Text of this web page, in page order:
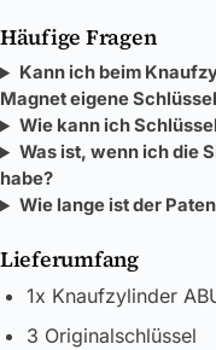
Häufige Fragen
Kann ich beim
Magnet eigene
Wie kann ich
Was ist, wenn ich die
habe?
Wie lange ist der
Lieferumfang
1x Knaufzylinder
3 Originalschlüssel